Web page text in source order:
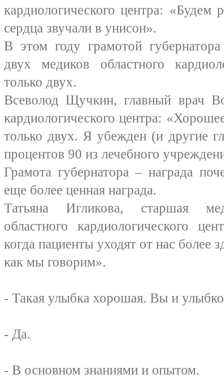
кардиологического центра: «Будем
сердца звучали в унисон».
В этом году грамотой
двух медиков областного
только двух.
Всеволод Щучкин, главный врач
кардиологического центра:
только двух. Я убежден (и другие
процентов 90 из лечебного
Грамота губернатора – награда
еще более ценная награда.
Татьяна Игликова, старшая
областного кардиологического
когда пациенты уходят от нас более
как мы говорим».
- Такая улыбка хорошая. Вы и
- Да.
- В основном знаниями и опытом.